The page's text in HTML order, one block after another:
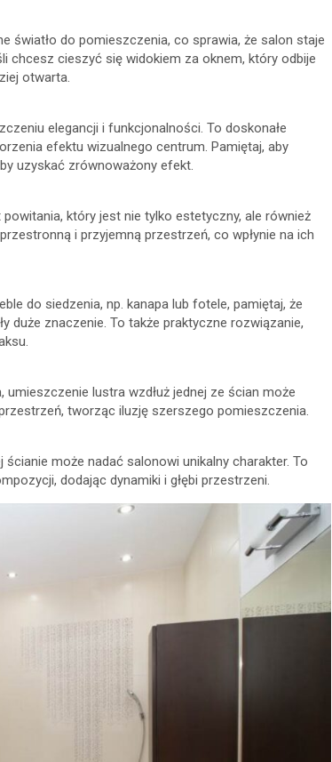
światło do pomieszczenia, co sprawia, że salon staje
chcesz cieszyć się widokiem za oknem, który odbije
otwarta.
elegancji i funkcjonalności. To doskonałe
efektu wizualnego centrum. Pamiętaj, aby
uzyskać zrównoważony efekt.
który jest nie tylko estetyczny, ale również
i przyjemną przestrzeń, co wpłynie na ich
do siedzenia, np. kanapa lub fotele, pamiętaj, że
duże znaczenie. To także praktyczne rozwiązanie,
lustra wzdłuż jednej ze ścian może
tworząc iluzję szerszego pomieszczenia.
może nadać salonowi unikalny charakter. To
dodając dynamiki i głębi przestrzeni.